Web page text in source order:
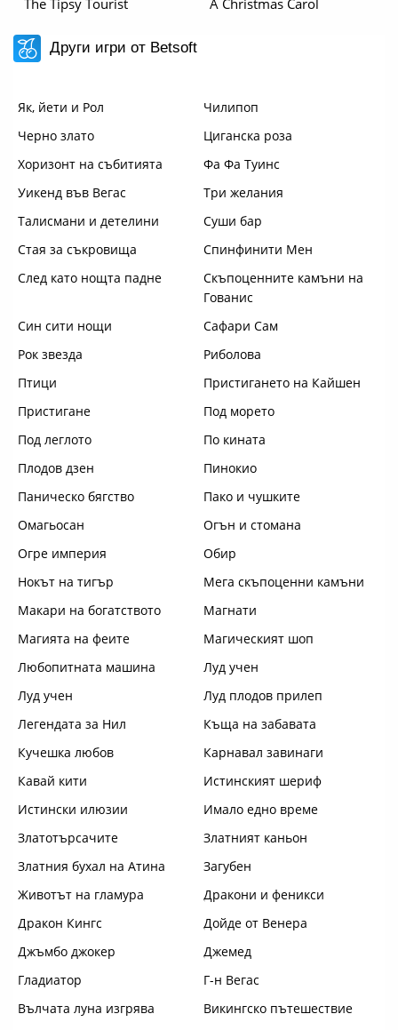
Други игри от Betsoft
Як, йети и Рол
Чилипоп
Черно злато
Циганска роза
Хоризонт на събитията
Фа Фа Туинс
Уикенд във Вегас
Три желания
Талисмани и детелини
Суши бар
Стая за съкровища
Спинфинити Мен
След като нощта падне
Скъпоценните камъни на
Гованис
Син сити нощи
Сафари Сам
Рок звезда
Риболова
Птици
Пристигането на Кайшен
Пристигане
Под морето
Под леглото
По кината
Плодов дзен
Пинокио
Паническо бягство
Пако и чушките
Омагьосан
Огън и стомана
Огре империя
Обир
Нокът на тигър
Мега скъпоценни камъни
Макари на богатството
Магнати
Магията на феите
Магическият шоп
Любопитната машина
Луд учен
Луд учен
Луд плодов прилеп
Легендата за Нил
Къща на забавата
Кучешка любов
Карнавал завинаги
Кавай кити
Истинският шериф
Истински илюзии
Имало едно време
Златотърсачите
Златният каньон
Златния бухал на Атина
Загубен
Животът на гламура
Дракони и феникси
Дракон Кингс
Дойде от Венера
Джъмбо джокер
Джемед
Гладиатор
Г-н Вегас
Вълчата луна изгрява
Викингско пътешествие